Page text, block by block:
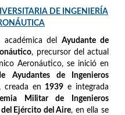
DE INGENIERÍA
académica delAyudante de
, precursor del actual
Aeronáutico, se inició en
Ayudantes de Ingenieros
creada en 1939 e integrada
Militar de Ingenieros
Ejército del Aire, en ella se